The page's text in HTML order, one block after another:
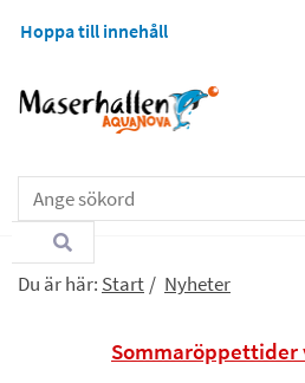
Hoppa till innehåll
Du är här: Start / Nyheter
Sommaröppettider